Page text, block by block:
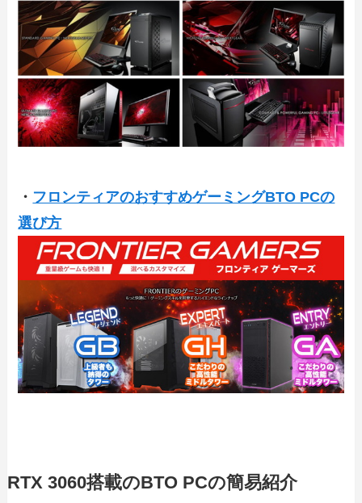
・ フロンティアのおすすめゲーミングBTO PCの
選び方
RTX 3060搭載のBTO PCの簡易紹介